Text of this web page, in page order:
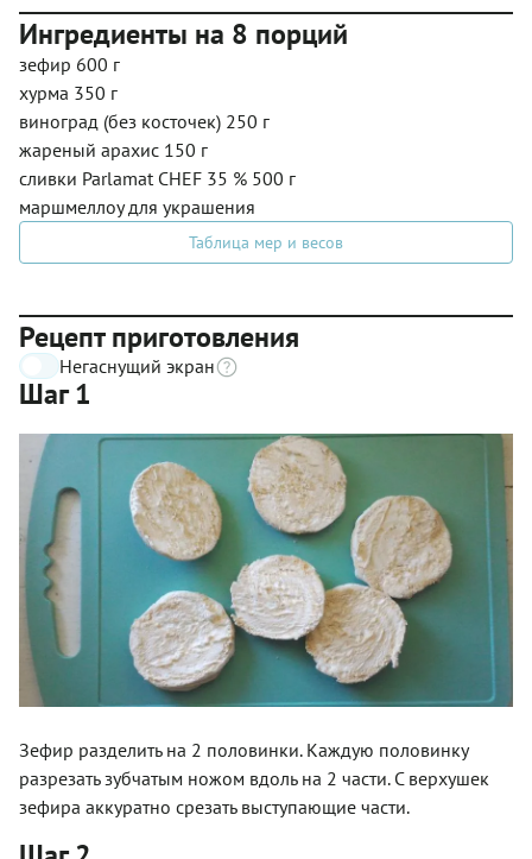
Ингредиенты на 8 порций
зефир 600 г
хурма 350 г
виноград (без косточек) 250 г
жареный арахис 150 г
сливки Parlamat CHEF 35 % 500 г
маршмеллоу для украшения
Таблица мер и весов
Рецепт приготовления
Негаснущий экран
Шаг 1
Зефир разделить на 2 половинки. Каждую половинку
разрезать зубчатым ножом вдоль на 2 части. С верхушек
зефира аккуратно срезать выступающие части.